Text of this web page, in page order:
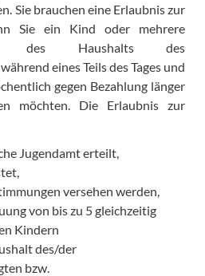
Sie brauchen eine Erlaubnis zur
Sie ein Kind oder mehrere
des Haushalts des
eines Teils des Tages und
gegen Bezahlung länger
möchten. Die Erlaubnis zur
Jugendamt erteilt,
versehen werden,
von bis zu 5 gleichzeitig
Kindern
des/der
bzw.